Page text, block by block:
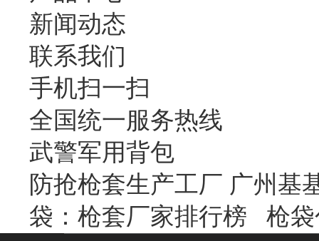
新闻动态
联系我们
手机扫一扫
全国统一服务热线
武警军用背包
防抢枪套生产工厂 广州
袋：枪套厂家排行榜 枪